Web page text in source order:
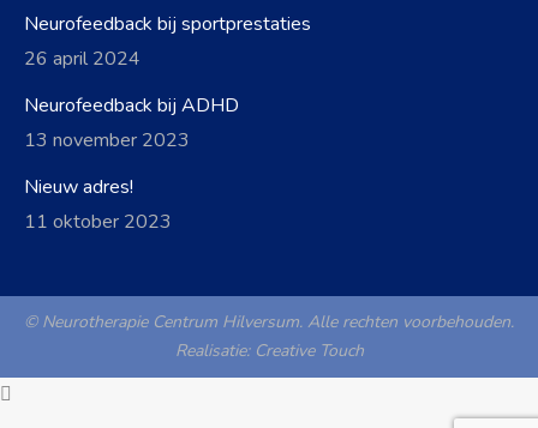
Neurofeedback bij sportprestaties
26 april 2024
Neurofeedback bij ADHD
13 november 2023
Nieuw adres!
11 oktober 2023
© Neurotherapie Centrum Hilversum. Alle rechten voorbehouden.
Realisatie: Creative Touch